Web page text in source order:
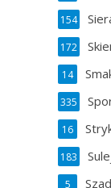
154
172
14
335
16
183
5